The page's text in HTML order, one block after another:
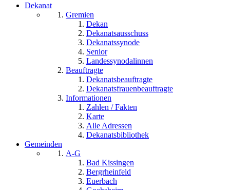
Dekanat
Gremien
Dekan
Dekanatsausschuss
Dekanatssynode
Senior
Landessynodalinnen
Beauftragte
Dekanatsbeauftragte
Dekanatsfrauenbeauftragte
Informationen
Zahlen / Fakten
Karte
Alle Adressen
Dekanatsbibliothek
Gemeinden
A-G
Bad Kissingen
Bergrheinfeld
Euerbach